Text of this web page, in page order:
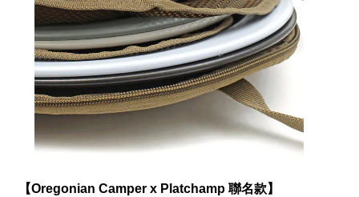
【Oregonian Camper x Platchamp 聯名款】